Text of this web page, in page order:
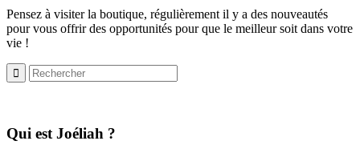
Pensez à visiter la boutique, régulièrement il y a des nouveautés
pour vous offrir des opportunités pour que le meilleur soit dans votre
vie !
​Qui est Joéliah ?